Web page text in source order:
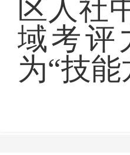
区人社
域考评
为“技